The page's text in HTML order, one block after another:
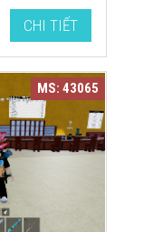
CHI TIẾT
MS: 43065